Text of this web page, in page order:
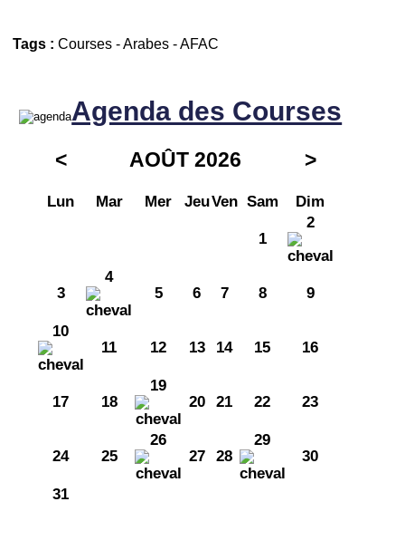
Tags : Courses -Arabes -AFAC
Agenda des Courses
< AOÛT 2026 >
Lun Mar Mer JeuVen Sam Dim
1
2
3
4
5
6 7 8 9
10
11
12 13 14 15 16
17 18
19
20
21 22 23
24 25
26
27
28
29
30
31